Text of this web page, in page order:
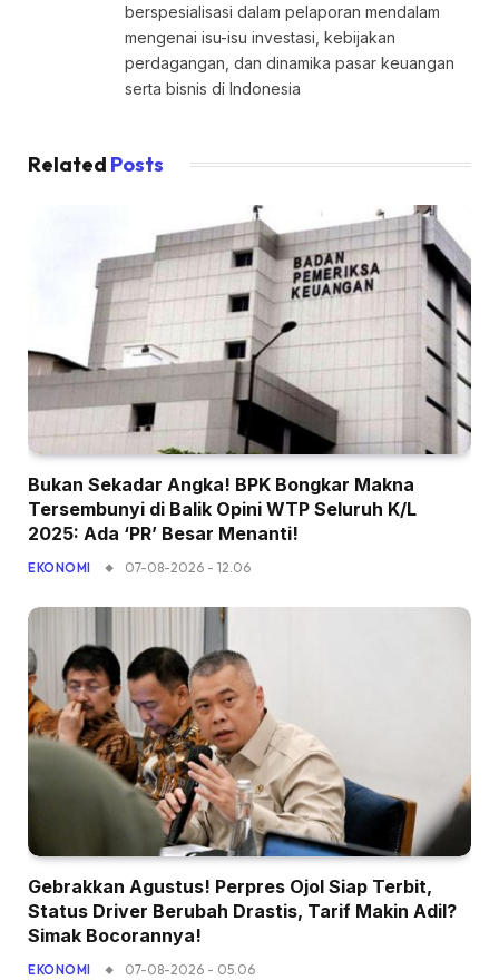
berspesialisasi dalam pelaporan mendalam
mengenai isu-isu investasi, kebijakan
perdagangan, dan dinamika pasar keuangan
serta bisnis di Indonesia
Related Posts
Bukan Sekadar Angka! BPK Bongkar Makna
Tersembunyi di Balik Opini WTP Seluruh K/L
2025: Ada ‘PR’ Besar Menanti!
EKONOMI 07-08-2026 - 12.06
Gebrakkan Agustus! Perpres Ojol Siap Terbit,
Status Driver Berubah Drastis, Tarif Makin Adil?
Simak Bocorannya!
EKONOMI 07-08-2026 - 05.06